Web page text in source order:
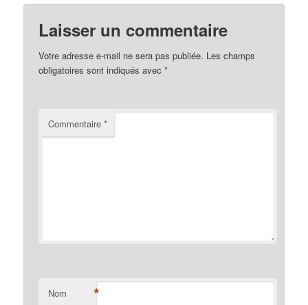
Laisser un commentaire
Votre adresse e-mail ne sera pas publiée. Les champs
obligatoires sont indiqués avec*
Commentaire*
Nom *